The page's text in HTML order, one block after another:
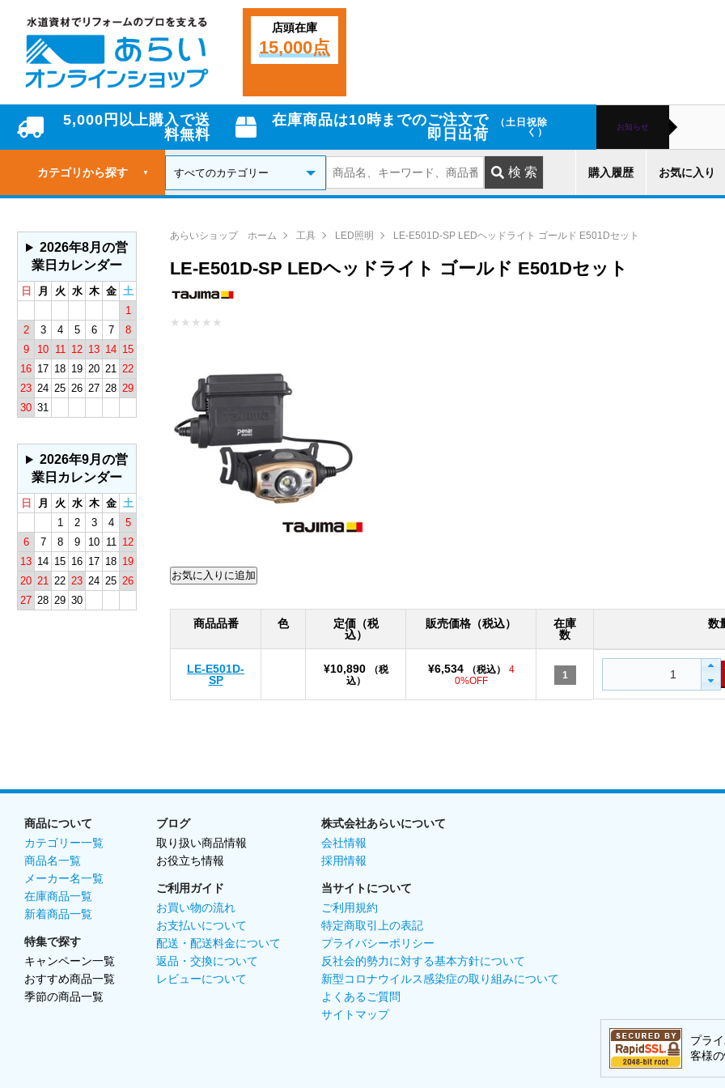
店頭在庫
15,000点
5,000円以上購入で送
料無料
在庫商品は10時までのご注文で
即日出荷
（土日祝除
く）
お知らせ
カテゴリから探す ▼ 購入履歴 お気に入り
あらいショップ ホーム 工具 LED照明 LE-E501D-SP LEDヘッドライト ゴールド E501Dセット
LE-E501D-SP LEDヘッドライト ゴールド E501Dセット
★ ★ ★ ★ ★
商品品番 色
定価（税
込）
販売価格（税込）
在庫
数
数
LE-E501D-
SP
¥10,890
（税
込）
¥6,534 （税込）
4
0%OFF
1
2026年8月の営
業日カレンダー
日 月 火 水 木 金 土
1
2
3 4 5 6 7
8
9
10 11 12 13 14 15
16 17 18 19 20 21 22
23 24 25 26 27 28 29
30 31
2026年9月の営
業日カレンダー
日 月 火 水 木 金 土
1
2 3 4
5
6
7 8 9 10 11 12
13 14 15 16 17 18 19
20 21 22 23 24 25 26
27 28 29 30
商品について
カテゴリー一覧
商品名一覧
メーカー名一覧
在庫商品一覧
新着商品一覧
特集で探す
キャンペーン一覧
おすすめ商品一覧
季節の商品一覧
ブログ
取り扱い商品情報
お役立ち情報
ご利用ガイド
お買い物の流れ
お支払いについて
配送・配送料金について
返品・交換について
レビューについて
株式会社あらいについて
会社情報
採用情報
当サイトについて
ご利用規約
特定商取引上の表記
プライバシーポリシー
反社会的勢力に対する基本方針について
新型コロナウイルス感染症の取り組みについて
よくあるご質問
サイトマップ
プラ
客様